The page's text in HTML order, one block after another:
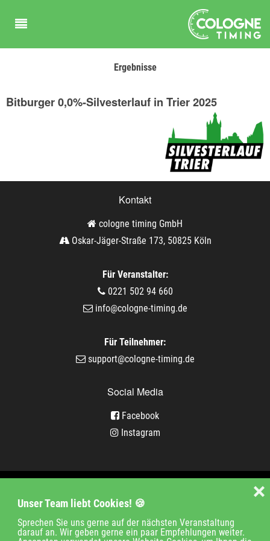
Unser Team liebt Cookies! 🍪
Sprechen Sie uns gerne auf der nächsten Veranstaltung
darauf an. Wir geben gerne ein paar Empfehlungen weiter.
❌
Ergebnisse
Bitburger 0,0%-Silvesterlauf in Trier 2025
Kontakt
cologne timing GmbH
Oskar-Jäger-Straße 173, 50825 Köln
Für Veranstalter:
0221 502 94 660
info@cologne-timing.de
Für Teilnehmer:
support@cologne-timing.de
Social Media
Facebook
Instagram
Unternehmen
Jobs Kontakt
Impressum